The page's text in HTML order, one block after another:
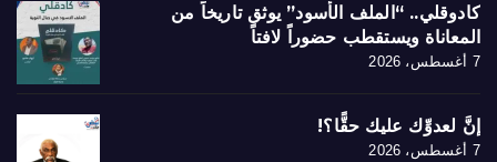
كادوقلي.. “الملف الأسود” يوثق تاريخاً من
المعاناة ويستقطب حضوراً لافتاً
7 أغسطس، 2026
إنَّ لعدوِّك عليك حقًّا؟!
7 أغسطس، 2026